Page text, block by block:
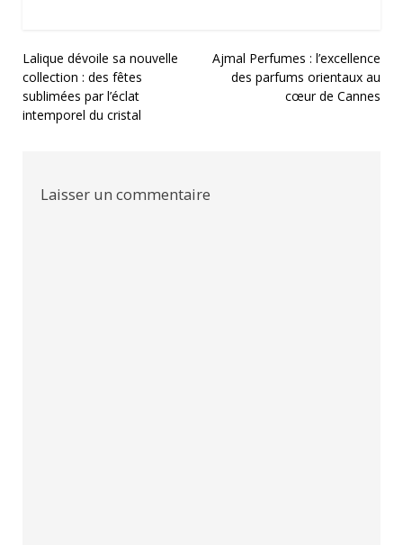
Navigation
de
l’article
Lalique dévoile sa nouvelle
collection : des fêtes
sublimées par l’éclat
intemporel du cristal
Ajmal Perfumes : l’excellence
des parfums orientaux au
cœur de Cannes
Laisser un commentaire